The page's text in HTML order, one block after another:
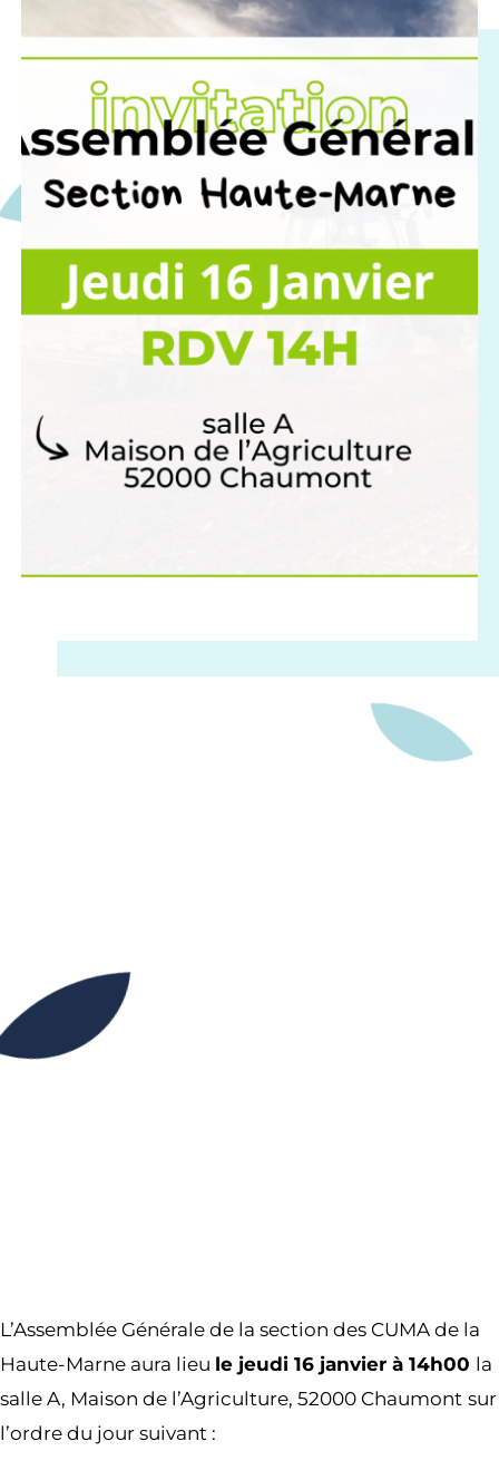
14H00
L’Assemblée Générale de la section des CUMA de la
Haute-Marne aura lieu le jeudi 16 janvier à 14h00 la
salle A, Maison de l’Agriculture, 52000 Chaumont sur
l’ordre du jour suivant :